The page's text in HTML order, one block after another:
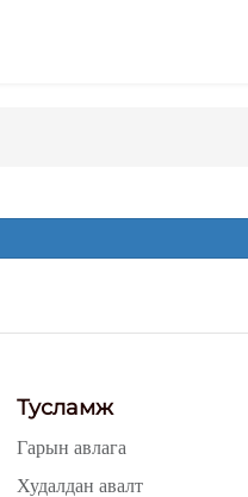
Тусламж
Гарын авлага
Худалдан авалт